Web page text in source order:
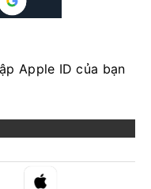
Apple ID của bạn